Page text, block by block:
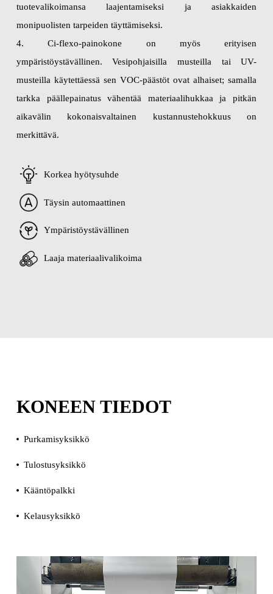
tuotevalikoimansa laajentamiseksi ja asiakkaiden
monipuolisten tarpeiden täyttämiseksi.
4. Ci-flexo-painokone on myös erityisen
ympäristöystävällinen. Vesipohjaisilla musteilla tai UV-
musteilla käytettäessä sen VOC-päästöt ovat alhaiset; samalla
tarkka päällepainatus vähentää materiaalihukkaa ja pitkän
aikavälin kokonaisvaltainen kustannustehokkuus on
merkittävä.
Korkea hyötysuhde
Täysin automaattinen
Ympäristöystävällinen
Laaja materiaalivalikoima
KONEEN TIEDOT
Purkamisyksikkö
Tulostusyksikkö
Kääntöpalkki
Kelausyksikkö